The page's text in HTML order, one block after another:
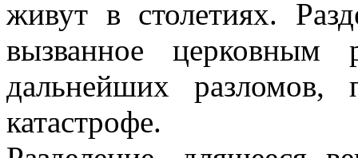
живут в столетиях.
вызванное церковным
дальнейших разломов,
катастрофе.